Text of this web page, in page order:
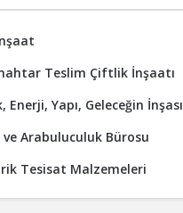
Teslim Çiftlik İnşaatı
Yapı, Geleceğin İnşası
Arabuluculuk Bürosu
Tesisat Malzemeleri